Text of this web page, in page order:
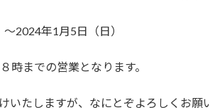
2024年1月5日（日）
までの営業となります。
いたしますが、なにとぞよろしくお願